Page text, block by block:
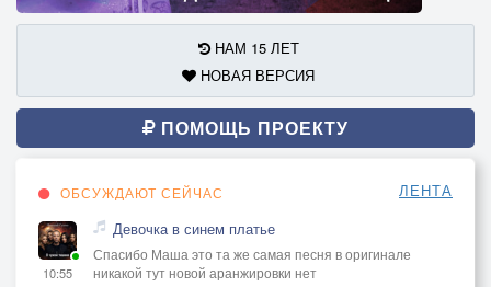
НАМ 15 ЛЕТ
НОВАЯ ВЕРСИЯ
ПОМОЩЬ ПРОЕКТУ
ОБСУЖДАЮТ СЕЙЧАС ЛЕНТА
10:55
Девочка в синем платье
Спасибо Маша это та же самая песня в оригинале
никакой тут новой аранжировки нет